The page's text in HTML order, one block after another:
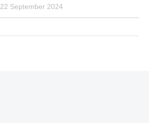
22 September 2024